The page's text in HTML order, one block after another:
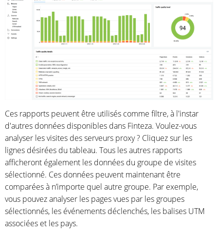
Ces rapports peuvent être utilisés comme filtre, à l'instar
d'autres données disponibles dans Finteza. Voulez-vous
analyser les visites des serveurs proxy ? Cliquez sur les
lignes désirées du tableau. Tous les autres rapports
afficheront également les données du groupe de visites
sélectionné. Ces données peuvent maintenant être
comparées à n’importe quel autre groupe. Par exemple,
vous pouvez analyser les pages vues par les groupes
sélectionnés, les événements déclenchés, les balises UTM
associées et les pays.